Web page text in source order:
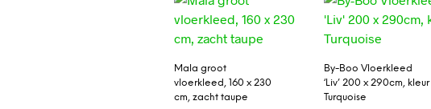
Mala groot
vloerkleed, 160 x 230
cm, zacht taupe
By-Boo Vloerkleed
‘Liv’ 200 x 290cm, kleur
Turquoise